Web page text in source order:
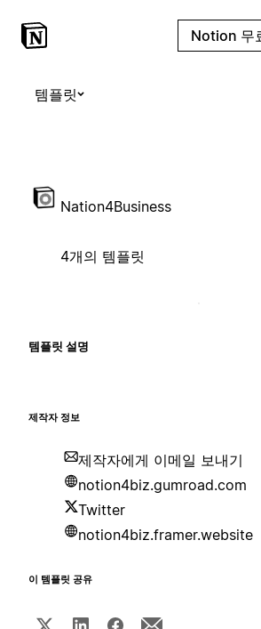
Notion 무
템플릿
Nation4Business
4개의 템플릿
템플릿 설명
제작자 정보
제작자에게 이메일 보내기
notion4biz.gumroad.com
Twitter
notion4biz.framer.website
이 템플릿 공유